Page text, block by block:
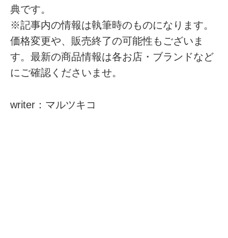
典です。
※記事内の情報は執筆時のものになります。
価格変更や、販売終了の可能性もございま
す。最新の商品情報は各お店・ブランドなど
にご確認くださいませ。
writer：マルツキコ